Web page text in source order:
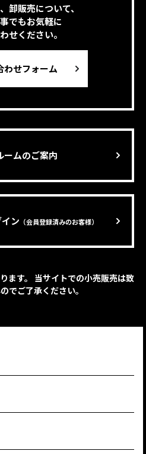
卸販売について、
でもお気軽に
せください。
わせフォーム
ームのご案内
ン （会員登録済みのお客様）
ます。 当サイトでの小売販売は致
でご了承ください。